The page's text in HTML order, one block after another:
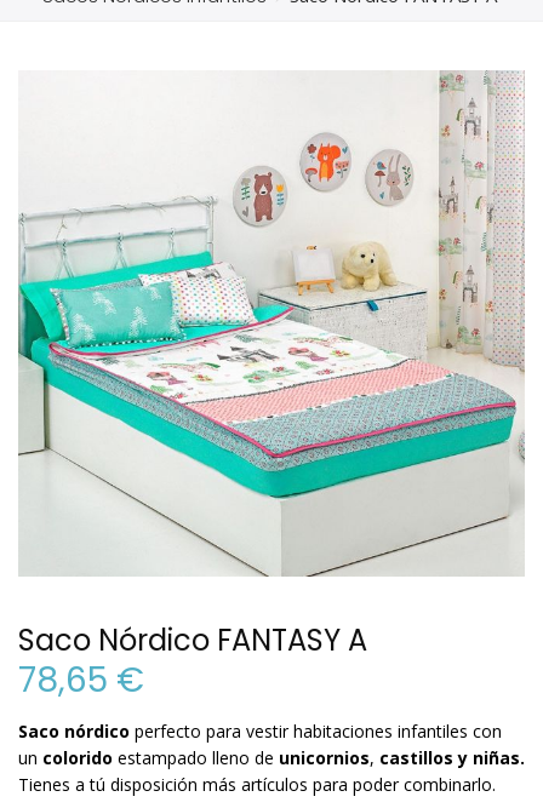
Saco Nórdico FANTASY A
78,65 €
Saco nórdico perfecto para vestir habitaciones infantiles con
un colorido estampado lleno de unicornios, castillos y niñas.
Tienes a tú disposición más artículos para poder combinarlo.